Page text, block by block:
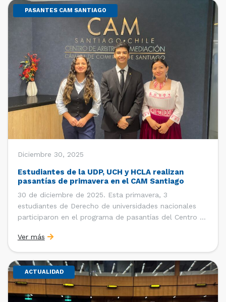
PASANTES CAM SANTIAGO
Diciembre 30, 2025
Estudiantes de la UDP, UCH y HCLA realizan
pasantías de primavera en el CAM Santiago
30 de diciembre de 2025. Esta primavera, 3
estudiantes de Derecho de universidades nacionales
participaron en el programa de pasantías del Centro de
de Santiago (CCS). Entre el 3 de noviembre y el 30 de
diciembre realizaron su pasantía Ingrid Ivania […]
Ver más
ACTUALIDAD